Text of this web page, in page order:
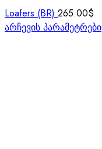
Loafers (BR) 265.00$
არჩევის პარამეტრები